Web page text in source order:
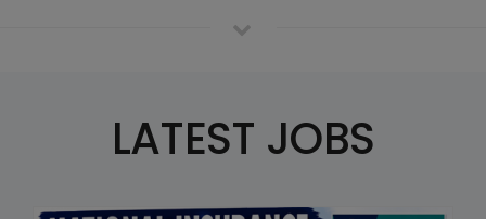
LATEST JOBS